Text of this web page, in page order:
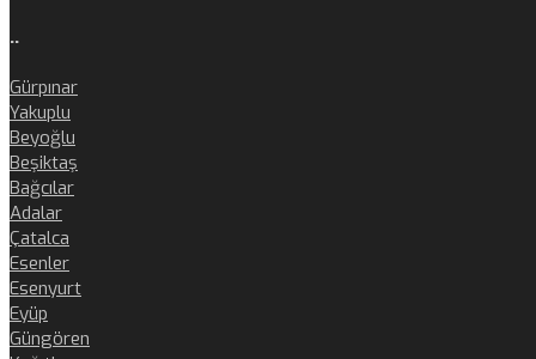
..
Gürpınar
Yakuplu
Beyoğlu
Beşiktaş
Bağcılar
Adalar
Çatalca
Esenler
Esenyurt
Eyüp
Güngören